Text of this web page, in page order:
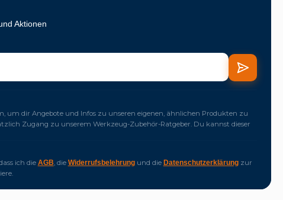
Aktionen
um dir Angebote und Infos zu unseren eigenen, ähnlichen Produkten zu
Zugang zu unserem Werkzeug-Zubehör-Ratgeber. Du kannst dieser
ich die AGB, die Widerrufsbelehrungund die Datenschutzerklärungzur